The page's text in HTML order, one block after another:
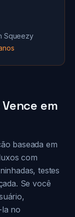
Squeezy
em
baseada em
com
testes
Se você
no